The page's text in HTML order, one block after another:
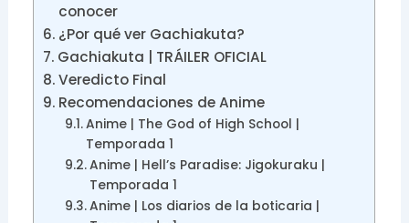
conocer
¿Por qué ver Gachiakuta?
Gachiakuta | TRÁILER OFICIAL
Veredicto Final
Recomendaciones de Anime
Anime | The God of High School |
Temporada 1
Anime | Hell’s Paradise: Jigokuraku |
Temporada 1
Anime | Los diarios de la boticaria |